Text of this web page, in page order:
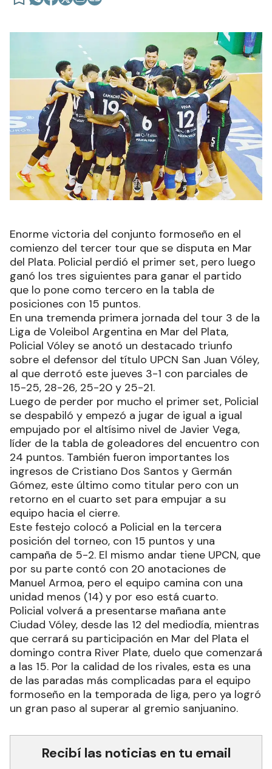
Enorme victoria del conjunto formoseño en el
comienzo del tercer tour que se disputa en Mar
del Plata. Policial perdió el primer set, pero luego
ganó los tres siguientes para ganar el partido
que lo pone como tercero en la tabla de
posiciones con 15 puntos.
En una tremenda primera jornada del tour 3 de la
Liga de Voleibol Argentina en Mar del Plata,
Policial Vóley se anotó un destacado triunfo
sobre el defensor del título UPCN San Juan Vóley,
al que derrotó este jueves 3-1 con parciales de
15-25, 28-26, 25-20 y 25-21.
Luego de perder por mucho el primer set, Policial
se despabiló y empezó a jugar de igual a igual
empujado por el altísimo nivel de Javier Vega,
líder de la tabla de goleadores del encuentro con
24 puntos. También fueron importantes los
ingresos de Cristiano Dos Santos y Germán
Gómez, este último como titular pero con un
retorno en el cuarto set para empujar a su
equipo hacia el cierre.
Este festejo colocó a Policial en la tercera
posición del torneo, con 15 puntos y una
campaña de 5-2. El mismo andar tiene UPCN, que
por su parte contó con 20 anotaciones de
Manuel Armoa, pero el equipo camina con una
unidad menos (14) y por eso está cuarto.
Policial volverá a presentarse mañana ante
Ciudad Vóley, desde las 12 del mediodía, mientras
que cerrará su participación en Mar del Plata el
domingo contra River Plate, duelo que comenzará
a las 15. Por la calidad de los rivales, esta es una
de las paradas más complicadas para el equipo
formoseño en la temporada de liga, pero ya logró
un gran paso al superar al gremio sanjuanino.
Recibí las noticias en tu email